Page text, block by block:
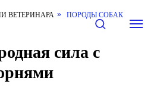
ВЕТЕРИНАРА » ПОРОДЫ СОБАК
сила с